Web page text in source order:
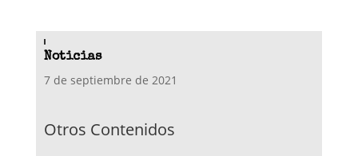
Noticias
7 de septiembre de 2021
Otros Contenidos